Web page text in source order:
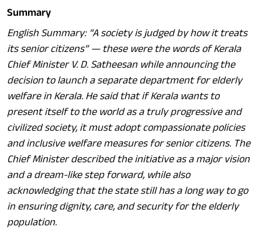
Summary
English Summary: “A society is judged by how it treats
its senior citizens” — these were the words of Kerala
Chief Minister V. D. Satheesan while announcing the
decision to launch a separate department for elderly
welfare in Kerala. He said that if Kerala wants to
present itself to the world as a truly progressive and
civilized society, it must adopt compassionate policies
and inclusive welfare measures for senior citizens. The
Chief Minister described the initiative as a major vision
and a dream-like step forward, while also
acknowledging that the state still has a long way to go
in ensuring dignity, care, and security for the elderly
population.